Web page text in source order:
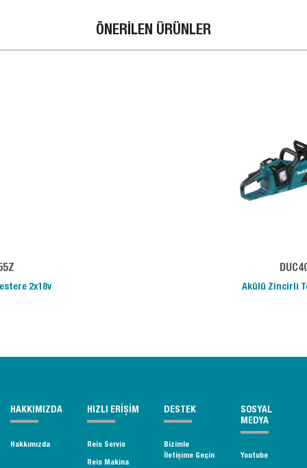
ÖNERİLEN ÜRÜNLER
2x18v Akülü Zincirli
HAKKIMIZDA
Hakkımızda
HIZLI ERİŞİM
Reis Servis
Reis Makina
DESTEK
Bizimle
İletişime Geçin
SOSYAL
MEDYA
Youtube